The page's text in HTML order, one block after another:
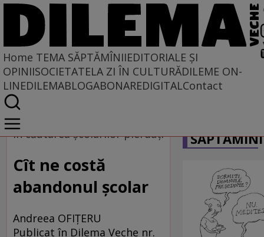
Home TEMA SĂPTĂMÎNIIEDITORIALE ȘI
OPINIISOCIETATELA ZI ÎN CULTURĂDILEME ON-
LINEDILEMABLOGABONAREDIGITALContact
Home
Tema săptămînii
În căutarea şcolarilor pierduţi
Cît ne costă
abandonul şcolar
Andreea OFIŢERU
Publicat în Dilema Veche nr.